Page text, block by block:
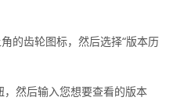
的齿轮图标，然后选择“版本历
，然后输入您想要查看的版本